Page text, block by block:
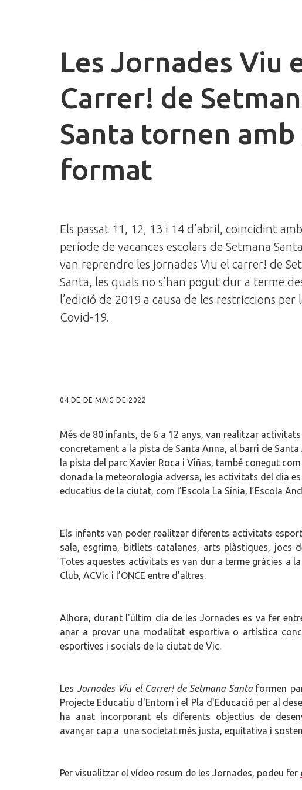
Les Jornades Viu
Carrer! de
Santa tornen amb
format
Els passat 11, 12, 13 i 14 d’abril, coincidint
període de vacances escolars de Setmana
van reprendre les jornades Viu el carrer! de
Santa, les quals no s’han pogut dur a terme
l’edició de 2019 a causa de les restriccions per
Covid-19.
04 DE DE MAIG DE 2022
Més de 80 infants, de 6 a 12 anys, van realitzar
concretament a la pista de Santa Anna, al barri de Santa
la pista del parc Xavier Roca i Viñas, també conegut com
donada la meteorologia adversa, les activitats del dia
educatius de la ciutat, com l’Escola La Sínia, l’Escola
Els infants van poder realitzar diferents activitats
sala, esgrima, bitllets catalanes, arts plàstiques, jocs
Totes aquestes activitats es van dur a terme gràcies a
Club, ACVic i l’ONCE entre d’altres.
Alhora, durant l'últim dia de les Jornades es va fer
anar a provar una modalitat esportiva o artística
esportives i socials de la ciutat de Vic.
LesJornades Viu el Carrer! de Setmana Santaformen
Projecte Educatiu d'Entorn i el Pla d'Educació per al
ha anat incorporant els diferents objectius de
avançar cap a una societat més justa, equitativa i
Per visualitzar el vídeo resum de les Jornades, podeu fer